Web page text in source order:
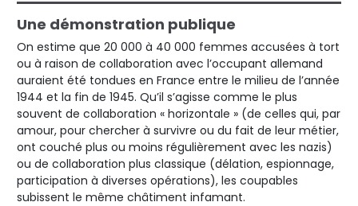
Une démonstration publique
On estime que 20 000 à 40 000 femmes accusées à tort
ou à raison de collaboration avec l’occupant allemand
auraient été tondues en France entre le milieu de l’année
1944 et la fin de 1945. Qu’il s’agisse comme le plus
souvent de collaboration « horizontale » (de celles qui, par
amour, pour chercher à survivre ou du fait de leur métier,
ont couché plus ou moins régulièrement avec les nazis)
ou de collaboration plus classique (délation, espionnage,
participation à diverses opérations), les coupables
subissent le même châtiment infamant.